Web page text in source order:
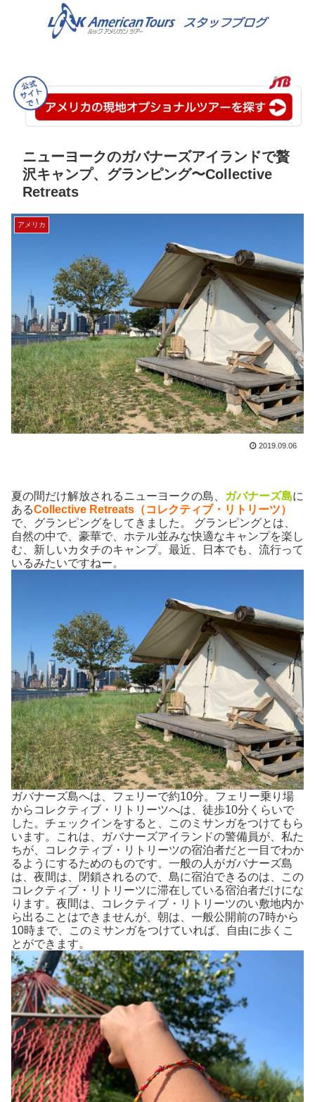
ニューヨークのガバナーズアイランドで贅
沢キャンプ、グランピング〜Collective
Retreats
アメリカ
2019.09.06
夏の間だけ解放されるニューヨークの島、 ガバナーズ島に
あるCollective Retreats（コレクティブ・リトリーツ）
で、グランピングをしてきました。 グランピングとは、
自然の中で、豪華で、ホテル並みな快適なキャンプを楽し
む、新しいカタチのキャンプ。最近、日本でも、流行って
いるみたいですねー。
ガバナーズ島へは、フェリーで約10分。フェリー乗り場
からコレクティブ・リトリーツへは、徒歩10分くらいで
した。チェックインをすると、このミサンガをつけてもら
います。これは、ガバナーズアイランドの警備員が、私た
ちが、コレクティブ・リトリーツの宿泊者だと一目でわか
るようにするためのものです。一般の人がガバナーズ島
は、夜間は、閉鎖されるので、島に宿泊できるのは、この
コレクティブ・リトリーツに滞在している宿泊者だけにな
ります。夜間は、コレクティブ・リトリーツのい敷地内か
ら出ることはできませんが、朝は、一般公開前の7時から
10時まで、このミサンガをつけていれば、自由に歩くこ
とができます。